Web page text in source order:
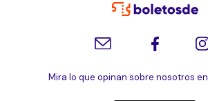
Mira lo que opinan sobre nosotros en